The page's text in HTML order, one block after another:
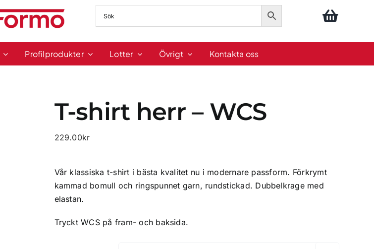
Profilprodukter Lotter Övrigt Kontakta oss
T-shirt herr – WCS
229.00kr
Vår klassiska t-shirt i bästa kvalitet nu i modernare passform. Förkrymt
kammad bomull och ringspunnet garn, rundstickad. Dubbelkrage med
elastan.
Tryckt WCS på fram- och baksida.